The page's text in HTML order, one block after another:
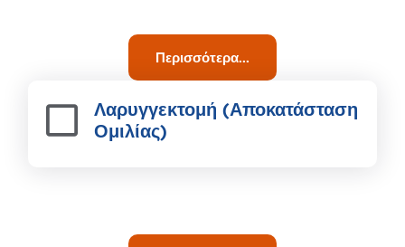
Περισσότερα...
Λαρυγγεκτομή (Αποκατάσταση
Ομιλίας)​